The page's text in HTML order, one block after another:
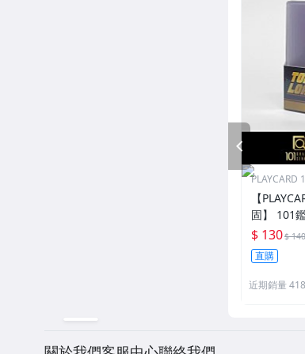
PLAYCARD
【
固】 101
一般卡夾 /
$ 130$ 140
直購
近期銷量